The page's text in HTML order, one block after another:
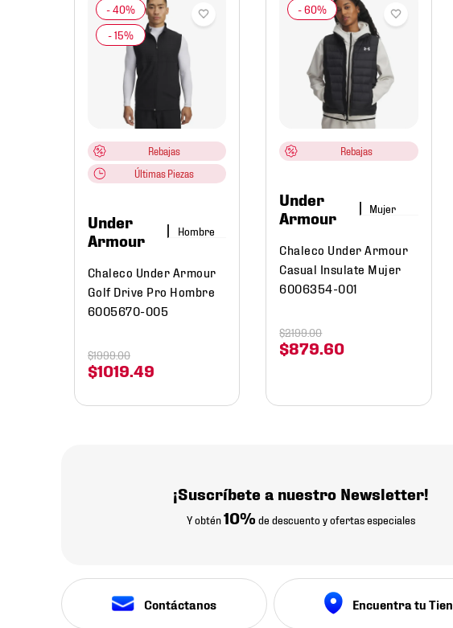
Rebajas
Últimas Piezas
Under
Armour
Hombre
Chaleco Under Armour
Golf Drive Pro Hombre
6005670-005
$1019.49
$1999.00
Rebajas
Under
Armour
Mujer
Chaleco Under Armour
Casual Insulate Mujer
6006354-001
$879.60
$2199.00
¡Suscríbete a nuestro Newsletter!
Y obtén10% de descuento y ofertas especiales
Contáctanos Encuentra tu